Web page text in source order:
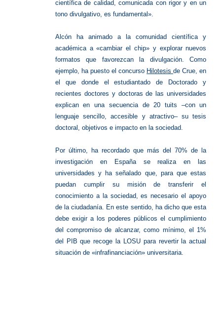
científica de calidad, comunicada con rigor y en un
tono divulgativo, es fundamental».
Alcón ha animado a la comunidad científica y
académica a «cambiar el chip» y explorar nuevos
formatos que favorezcan la divulgación. Como
ejemplo, ha puesto el concurso Hilotesisde Crue, en
el que donde el estudiantado de Doctorado y
recientes doctores y doctoras de las universidades
explican en una secuencia de 20 tuits –con un
lenguaje sencillo, accesible y atractivo– su tesis
doctoral, objetivos e impacto en la sociedad.
Por último, ha recordado que más del 70% de la
investigación en España se realiza en las
universidades y ha señalado que, para que estas
puedan cumplir su misión de transferir el
conocimiento a la sociedad, es necesario el apoyo
de la ciudadanía. En este sentido, ha dicho que esta
debe exigir a los poderes públicos el cumplimiento
del compromiso de alcanzar, como mínimo, el 1%
del PIB que recoge la LOSU para revertir la actual
situación de «infrafinanciación» universitaria.